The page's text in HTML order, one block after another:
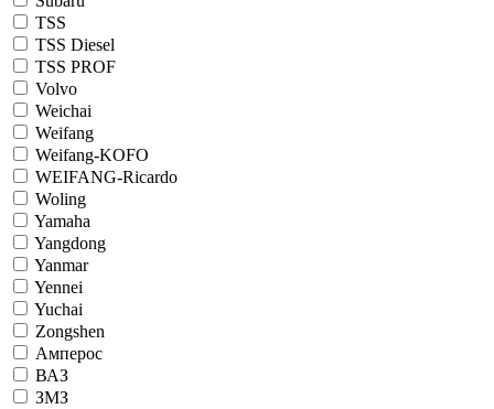
TSS
TSS Diesel
TSS PROF
Volvo
Weichai
Weifang
Weifang-KOFO
WEIFANG-Ricardo
Woling
Yamaha
Yangdong
Yanmar
Yennei
Yuchai
Zongshen
Амперос
ВАЗ
ЗМЗ